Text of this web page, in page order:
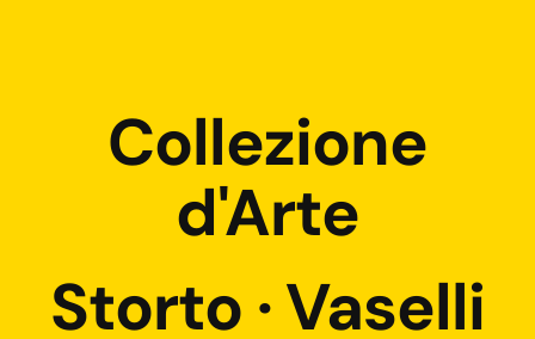
Collezione
d'Arte
Storto · Vaselli